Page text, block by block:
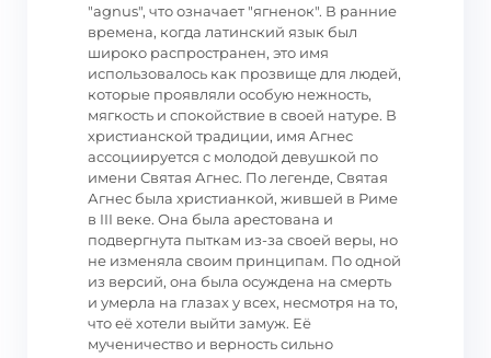
"agnus", что означает "ягненок". В ранние
времена, когда латинский язык был
широко распространен, это имя
использовалось как прозвище для людей,
которые проявляли особую нежность,
мягкость и спокойствие в своей натуре. В
христианской традиции, имя Агнес
ассоциируется с молодой девушкой по
имени Святая Агнес. По легенде, Святая
Агнес была христианкой, жившей в Риме
в III веке. Она была арестована и
подвергнута пыткам из-за своей веры, но
не изменяла своим принципам. По одной
из версий, она была осуждена на смерть
и умерла на глазах у всех, несмотря на то,
что её хотели выйти замуж. Её
мученичество и верность сильно